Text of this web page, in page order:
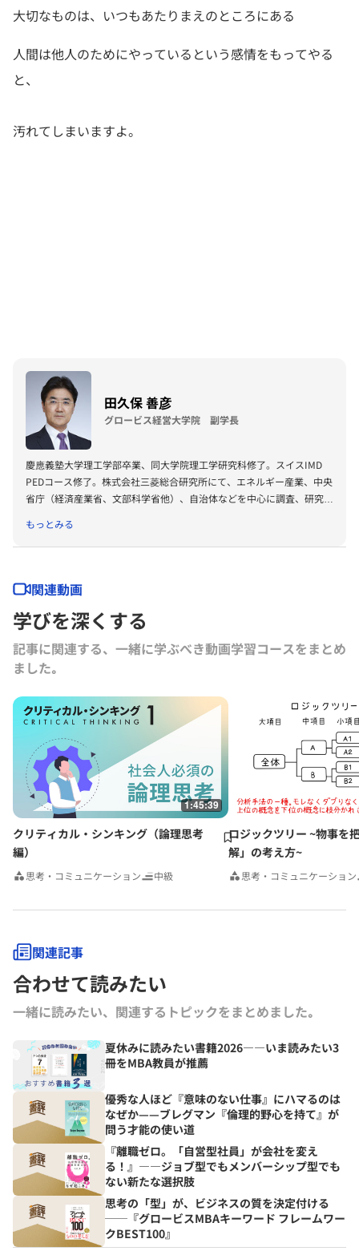
大切なものは、いつもあたりまえのところにある
人間は他人のためにやっているという感情をもってやる
と、
汚れてしまいますよ。
田久保 善彦
グロービス経営大学院 副学長
慶應義塾大学理工学部卒業、同大学院理工学研究科修了。スイスIMD
PEDコース修了。株式会社三菱総合研究所にて、エネルギー産業、中央
省庁（経済産業省、文部科学省他）、自治体などを中心に調査、研究、
ス・マネジメント・スクールにて企画・運営業務・研究等を行なう傍
ら、グロービス経営大学院及び企業研修におけるリーダーシップ開発
会副委員長（2012年）、経済同友会教育改革委員会副委員長（2013年
度）、ベンチャー企業社外取締役、顧問、NPO法人の理事等も務め
る。著書に『ビジネス数字力を鍛える』『社内を動かす力』（ダイヤモ
ンド社）、共著に『志を育てる』、『グロービス流 キャリアをつくる
技術と戦略』、『27歳からのMBA グロービス流ビジネス基礎力
10』、『創業三〇〇年の長寿企業はなぜ栄え続けるのか』（東洋経済
デザイン』（日本経済新聞社）、『MBAクリティカル・シンキングコ
ミュニケーション編』、『日本の営業2010』『全予測環境＆ビジネ
ス』（以上ダイヤモンド社）、『東北発10人の新リーダー 復興にか
ける志』（河北新報出版センター）、訳書に「信念に生きる～ネルソ
ン・マンデラの行動哲学」（英治出版）等がある。
もっとみる
関連動画
学びを深くする
記事に関連する、一緒に学ぶべき動画学習コースをまとめ
ました｡
1:45:39
クリティカル・シンキング（論理思考
編）
思考・コミュニケーション 中級
ロジックツリー ~物事を
解」の考え方~
思考・コミュニケーション
関連記事
合わせて読みたい
一緒に読みたい、関連するトピックをまとめました｡
夏休みに読みたい書籍2026――いま読みたい3
冊をMBA教員が推薦
優秀な人ほど『意味のない仕事』にハマるのは
なぜか——ブレグマン『倫理的野心を持て』が
問う才能の使い道
『離職ゼロ。「自営型社員」が会社を変え
る！』――ジョブ型でもメンバーシップ型でも
ない新たな選択肢
思考の「型」が、ビジネスの質を決定付ける
──『グロービスMBAキーワード フレームワー
クBEST100』